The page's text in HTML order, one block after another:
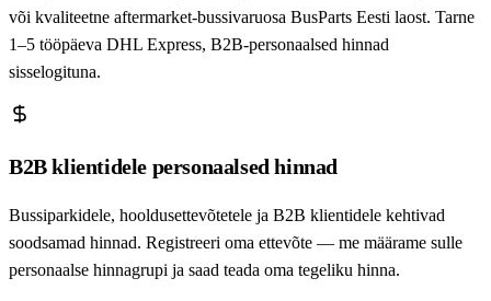
või kvaliteetne aftermarket-bussivaruosa BusParts Eesti laost. Tarne
1–5 tööpäeva DHL Express, B2B-personaalsed hinnad
sisselogituna.
B2B klientidele personaalsed hinnad
Bussiparkidele, hooldusettevõtetele ja B2B klientidele kehtivad
soodsamad hinnad. Registreeri oma ettevõte — me määrame sulle
personaalse hinnagrupi ja saad teada oma tegeliku hinna.